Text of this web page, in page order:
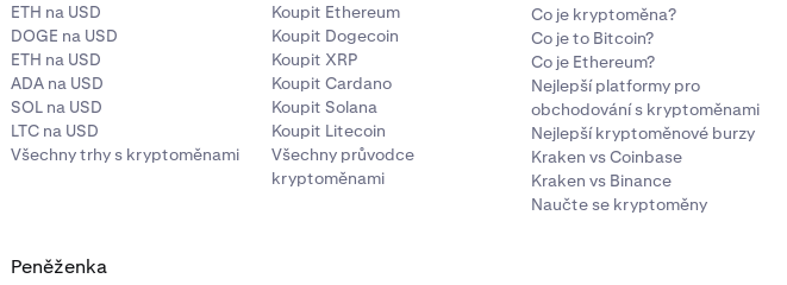
ETH na USD
DOGE na USD
ETH na USD
ADA na USD
SOL na USD
LTC na USD
Všechny trhy s kryptoměnami
Koupit Ethereum
Koupit Dogecoin
Koupit XRP
Koupit Cardano
Koupit Solana
Koupit Litecoin
Všechny průvodce
kryptoměnami
Co je kryptoměna?
Co je to Bitcoin?
Co je Ethereum?
Nejlepší platformy pro
obchodování s kryptoměnami
Nejlepší kryptoměnové burzy
Kraken vs Coinbase
Kraken vs Binance
Naučte se kryptoměny
Peněženka